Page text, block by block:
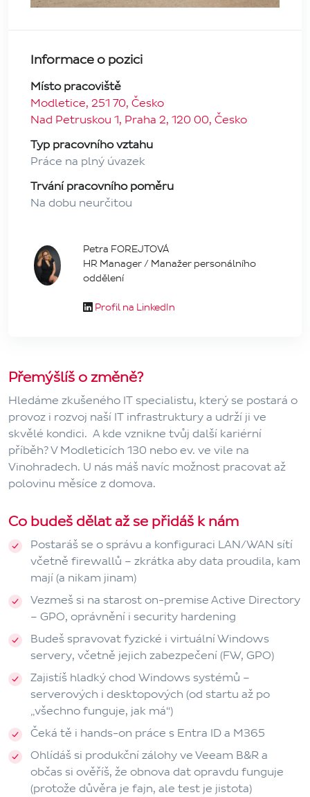
Informace o pozici
Místo pracoviště
Modletice, 251 70, Česko
Nad Petruskou 1, Praha 2, 120 00, Česko
Typ pracovního vztahu
Práce na plný úvazek
Trvání pracovního poměru
Na dobu neurčitou
Petra FOREJTOVÁ
HR Manager / Manažer personálního
oddělení
Profil na LinkedIn
Přemýšlíš o změně?
Hledáme zkušeného IT specialistu, který se postará o
provoz i rozvoj naší IT infrastruktury a udrží ji ve
skvělé kondici. A kde vznikne tvůj další kariérní
příběh?V Modleticích 130 nebo ev. ve vile na
Vinohradech. U nás máš navíc možnost pracovat až
polovinu měsíce z domova.
Co budeš dělat až se přidáš k nám
Postaráš se o správu a konfiguraci LAN/WAN sítí
včetně firewallů – zkrátka aby data proudila, kam
mají (a nikam jinam)
Vezmeš si na staroston-premise Active Directory
– GPO, oprávnění i security hardening
Budeš spravovatfyzické i virtuální Windows
servery, včetně jejich zabezpečení (FW, GPO)
Zajistíš hladký chod Windows systémů –
serverových i desktopových (od startu až po
„všechno funguje, jak má“)
Čeká tě i hands-on práce s Entra ID a M365
Ohlídáš si produkční zálohy ve Veeam B&Ra
občas si ověříš, že obnova dat opravdu funguje
(protože důvěra je fajn, ale test je jistota)